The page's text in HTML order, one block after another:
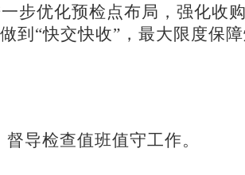
步优化预检点布局，强化收
到 “快交快收” ，最大限度保
导检查值班值守工作。